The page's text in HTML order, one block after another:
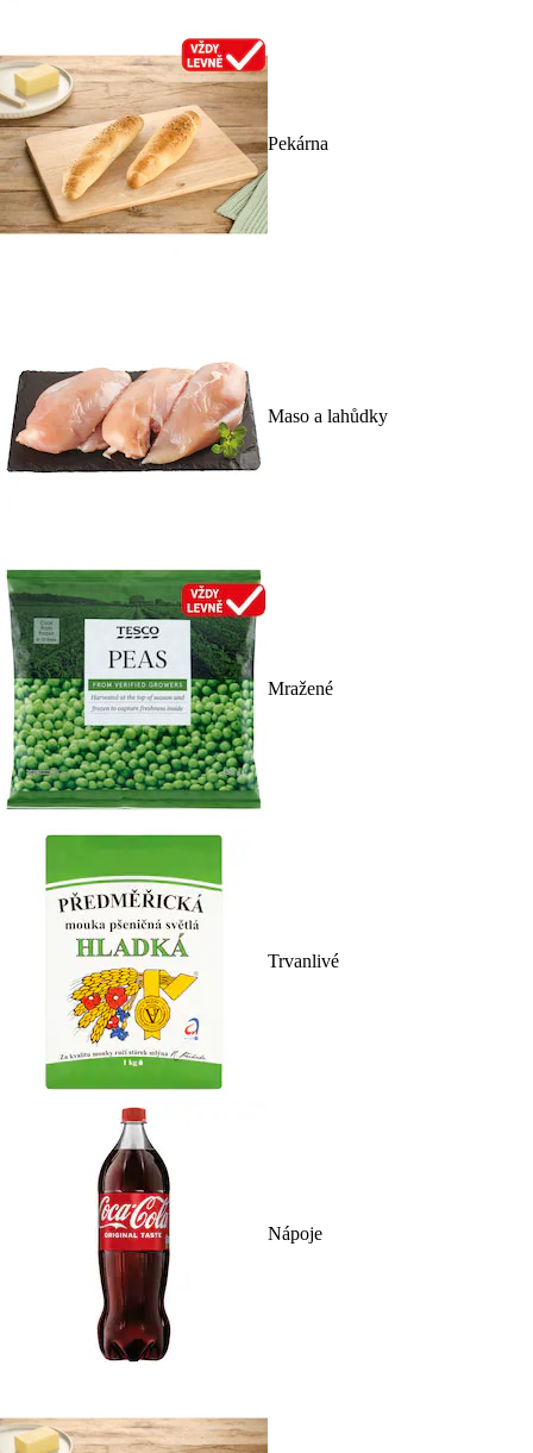
Pekárna
Maso a lahůdky
Mražené
Trvanlivé
Nápoje